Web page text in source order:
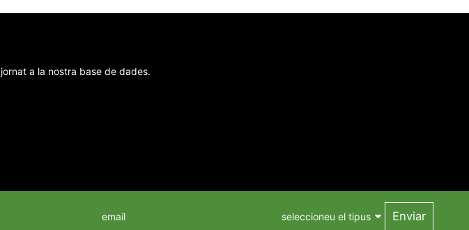
a la nostra base de dades.